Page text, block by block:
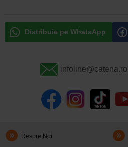
Distribuie pe WhatsApp
infoline@catena.ro
Despre Noi